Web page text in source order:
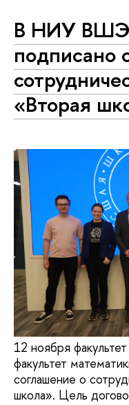
В НИУ
подписано
«Вторая
12 ноября
факультет
соглашение о
школа». Цель